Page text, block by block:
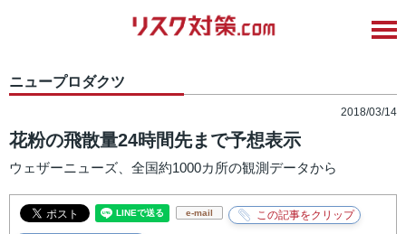
ニュープロダクツ
2018/03/14
花粉の飛散量24時間先まで予想表示
ウェザーニューズ、全国約1000カ所の観測データから
e-mail